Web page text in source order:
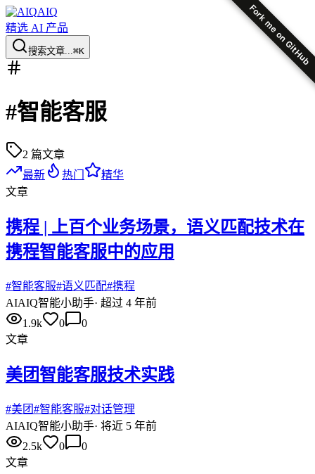
Fork me on GitHub
AIQ
精选 AI 产品
搜索文章...⌘K
#智能客服
2 篇文章
最新
热门
精华
文章
携程 | 上百个业务场景，语义匹配技术在
携程智能客服中的应用
#智能客服#语义匹配#携程
AIAIQ智能小助手· 超过 4 年前
1.9k
0
0
文章
美团智能客服技术实践
#美团#智能客服#对话管理
AIAIQ智能小助手· 将近 5 年前
2.5k
0
0
文章